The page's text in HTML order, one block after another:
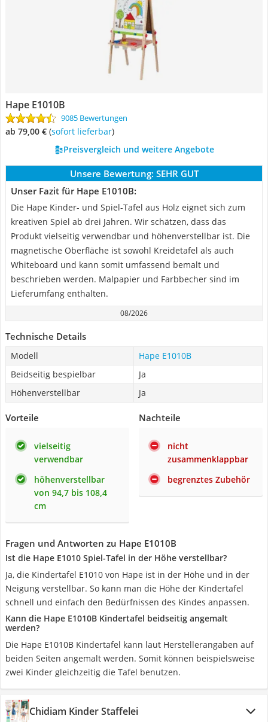
Hape E1010B
9085 Bewertungen
ab 79,00 € ( Sofort lieferbar)
Preisvergleich und weitere Angebote
Unsere Bewertung: SEHR GUT
Unser Fazit für Hape E1010B:
Die Hape Kinder- und Spiel-Tafel aus Holz eignet sich zum
kreativen Spiel ab drei Jahren. Wir schätzen, dass das
Produkt vielseitig verwendbar und höhenverstellbar ist. Die
magnetische Oberfläche ist sowohl Kreidetafel als auch
Whiteboard und kann somit umfassend bemalt und
beschrieben werden. Malpapier und Farbbecher sind im
Lieferumfang enthalten.
08/2026
Technische Details
Modell
Hape E1010B
Beidseitig bespielbar
Ja
Höhenverstellbar
Ja
Vorteile
vielseitig
verwendbar
höhenverstellbar
von 94,7 bis 108,4
cm
Nachteile
nicht
zusammenklappbar
begrenztes Zubehör
Fragen und Antworten zu Hape E1010B
Ist die Hape E1010 Spiel-Tafel in der Höhe verstellbar?
Ja, die Kindertafel E1010 von Hape ist in der Höhe und in der
Neigung verstellbar. So kann man die Höhe der Kindertafel
schnell und einfach den Bedürfnissen des Kindes anpassen.
Kann die Hape E1010B Kindertafel beidseitig angemalt
werden?
Die Hape E1010B Kindertafel kann laut Herstellerangaben auf
beiden Seiten angemalt werden. Somit können beispielsweise
zwei Kinder gleichzeitig die Tafel benutzen.
Chidiam Kinder Staffelei